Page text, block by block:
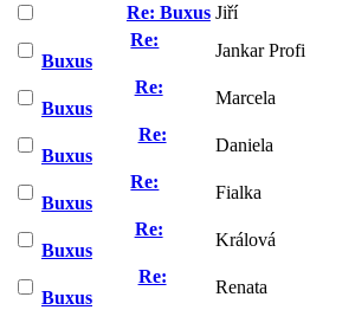
Re: Buxus Jiří
Re:
Buxus
Jankar Profi
Re:
Buxus
Marcela
Re:
Buxus
Daniela
Re:
Buxus
Fialka
Re:
Buxus
Králová
Re:
Buxus
Renata